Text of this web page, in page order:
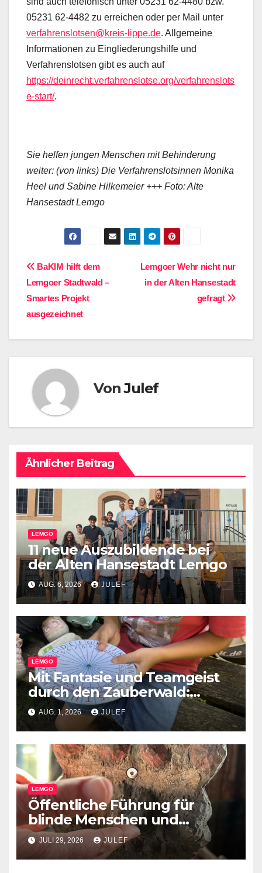
05231 62-4482 zu erreichen oder per Mail unter
verfahrenslotsen@kreis-lippe.de. Allgemeine
Informationen zu Eingliederungshilfe und
Verfahrenslotsen gibt es auch auf
https://deinrecht.verfahrenslotse.org/verfahrenslots
e-start/.
Sie helfen jungen Menschen mit Behinderung
weiter: (von links) Die Verfahrenslotsinnen Monika
Heel und Sabine Hilkemeier +++ Foto: Alte
Hansestadt Lemgo
Beitragsnavigation
Lemgoer Wehr nicht nur
in der Alten Hansestadt
gefragt
BaKIM hilft dem
Lemgoer Stadtwald –
Smartes Projekt
ausgezeichnet
VonJulef
Ähnlicher Beitrag
LEMGO
11 neue Auszubildende bei
der Alten Hansestadt Lemgo
AUG. 6, 2026 JULEF
LEMGO
Mit Fantasie und Teamgeist
durch den Zauberwald:
Pflegekinder erleben
besondere Waldrallye
AUG. 1, 2026 JULEF
LEMGO
Öffentliche Führung für
blinde Menschen und
Menschen mit
Sehbeeinträchtigungen im
Junkerhaus
JULI 29, 2026 JULEF